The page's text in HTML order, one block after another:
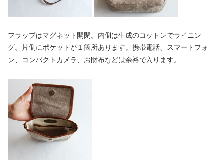
フラップはマグネット開閉。内側は生成のコットンでライニン
グ。片側にポケットが１箇所あります。携帯電話、スマートフォ
ン、コンパクトカメラ、お財布などは余裕で入ります。